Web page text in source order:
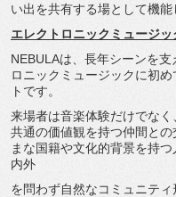
い出を共有する場として機能
エレクトロニックミュージ
NEBULAは、長年シーンを支
ロニックミュージックに初
トです。
来場者は音楽体験だけでなく
共通の価値観を持つ仲間との
まな国籍や文化的背景を持つ
内外
を問わず自然なコミュニティ